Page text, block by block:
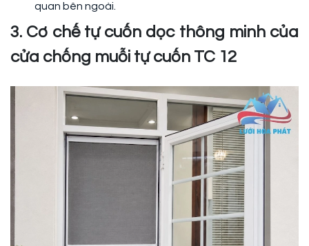
quan bên ngoài.
3. Cơ chế tự cuốn dọc thông minh của
cửa chống muỗi tự cuốn TC 12